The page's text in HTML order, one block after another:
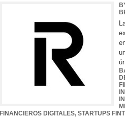
FINANCIEROS DIGITALES, STARTUPS